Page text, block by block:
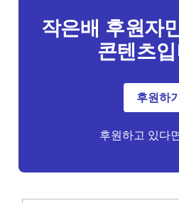
작은배 후원자
콘텐츠
후원하
후원하고 있다